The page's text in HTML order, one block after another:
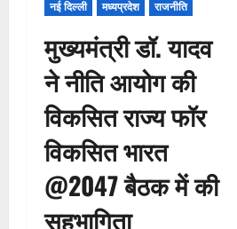
नई दिल्ली मध्यप्रदेश राजनीति
मुख्यमंत्री डॉ. यादव
ने नीति आयोग की
विकसित राज्य फॉर
विकसित भारत
@2047 बैठक में की
सहभागिता